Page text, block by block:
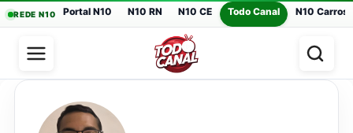
REDE N10 Portal N10 N10 RN N10 CE Todo Canal N10 Carros